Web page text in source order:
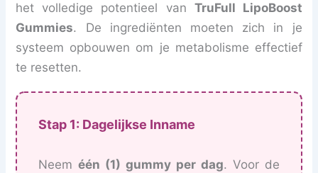
het volledige potentieel van TruFull LipoBoost
Gummies. De ingrediënten moeten zich in je
systeem opbouwen om je metabolisme effectief
te resetten.
Stap 1: Dagelijkse Inname
Neeméén (1) gummy per dag. Voor de